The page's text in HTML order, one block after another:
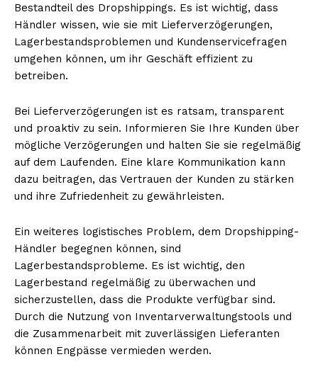
Bestandteil des Dropshippings. Es ist wichtig, dass
Händler wissen, wie sie mit Lieferverzögerungen,
Lagerbestandsproblemen und Kundenservicefragen
umgehen können, um ihr Geschäft effizient zu
betreiben.
Bei Lieferverzögerungen ist es ratsam, transparent
und proaktiv zu sein. Informieren Sie Ihre Kunden über
mögliche Verzögerungen und halten Sie sie regelmäßig
auf dem Laufenden. Eine klare Kommunikation kann
dazu beitragen, das Vertrauen der Kunden zu stärken
und ihre Zufriedenheit zu gewährleisten.
Ein weiteres logistisches Problem, dem Dropshipping-
Händler begegnen können, sind
Lagerbestandsprobleme. Es ist wichtig, den
Lagerbestand regelmäßig zu überwachen und
sicherzustellen, dass die Produkte verfügbar sind.
Durch die Nutzung von Inventarverwaltungstools und
die Zusammenarbeit mit zuverlässigen Lieferanten
können Engpässe vermieden werden.